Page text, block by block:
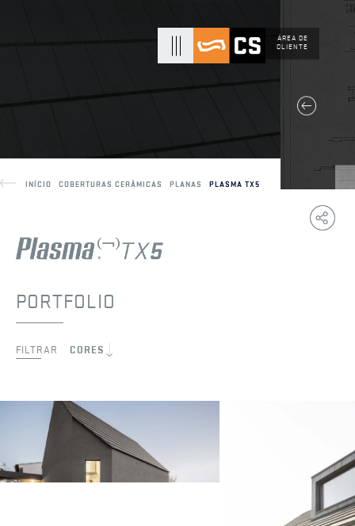
ÁREA DE
CLIENTE
INÍCIO COBERTURAS CERÂMICAS PLANAS PLASMA TX5
Copy
Link
PORTFOLIO
FILTRAR CORES